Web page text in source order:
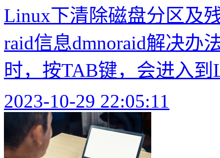
Linux下清除磁盘分区及
raid信息dmnoraid解决办
时，按TAB键，会进入
2023-10-29 22:05:11